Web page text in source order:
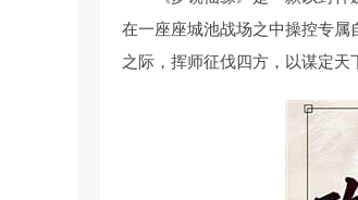
在一座座城池战场之中操控专
之际，挥师征伐四方，以谋定天